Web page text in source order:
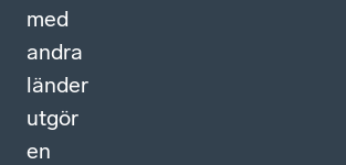
med
andra
länder
utgör
en